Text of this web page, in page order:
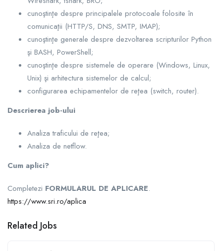
cunoştinţe despre principalele protocoale folosite în
comunicaţii (HTTP/S, DNS, SMTP, IMAP);
cunoştinţe generale despre dezvoltarea scripturilor Python
şi BASH, PowerShell;
cunoştinţe despre sistemele de operare (Windows, Linux,
Unix) şi arhitectura sistemelor de calcul;
configurarea echipamentelor de reţea (switch, router).
Descrierea job-ului
Analiza traficului de reţea;
Analiza de netflow.
Cum aplici?
Completezi FORMULARUL DE APLICARE.
https://www.sri.ro/aplica
Related Jobs